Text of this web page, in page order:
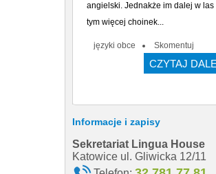
angielski. Jednakże im dalej w las
tym więcej choinek...
języki obce Skomentuj
CZYTAJ
Informacje i zapisy
Sekretariat Lingua House
Katowice ul. Gliwicka 12/11